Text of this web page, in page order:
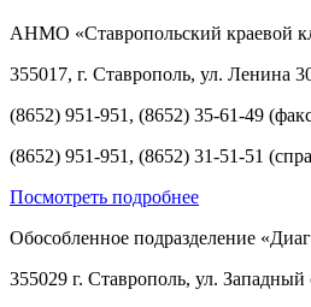
АНМО «Ставропольский краевой
355017, г. Ставрополь, ул. Ленина
(8652) 951-951, (8652) 35-61-49
(8652) 951-951, (8652) 31-51-51
Посмотреть подробнее
Обособленное подразделение
355029 г. Ставрополь, ул. Западный